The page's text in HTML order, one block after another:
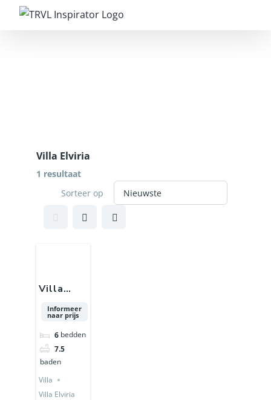
Villa Elviria
1 resultaat
Sorteer op
Villa
Elviria
Informeer
naar prijs
6bedden
7.5
baden
Villa
Villa Elviria